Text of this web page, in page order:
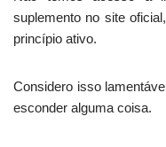
suplemento no site
princípio ativo.
Considero isso
esconder alguma coisa.